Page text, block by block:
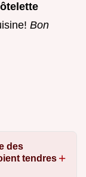
Bon
des
tendres